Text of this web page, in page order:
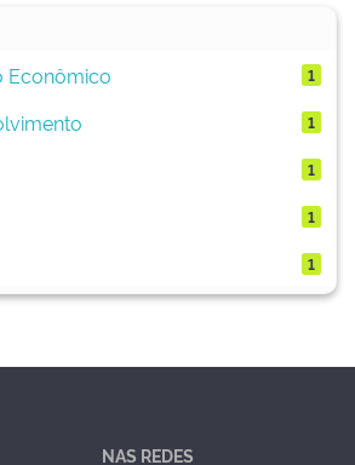
Econômico
1
1
1
1
1
NAS REDES